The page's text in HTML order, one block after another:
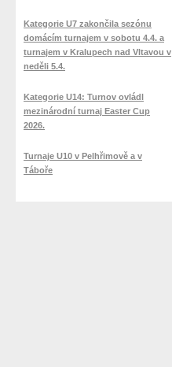
Kategorie U7 zakončila sezónu
domácím turnajem v sobotu 4.4. a
turnajem v Kralupech nad Vltavou v
neděli 5.4.
Kategorie U14: Turnov ovládl
mezinárodní turnaj Easter Cup
2026.
Turnaje U10 v Pelhřimově a v
Táboře